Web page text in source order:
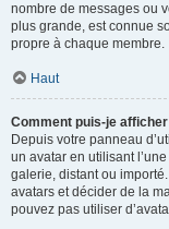
nombre de messages ou
plus grande, est connue
propre à chaque membre.
Haut
Comment puis-je
Depuis votre panneau
un avatar en utilisant
galerie, distant ou
avatars et décider de la
pouvez pas utiliser